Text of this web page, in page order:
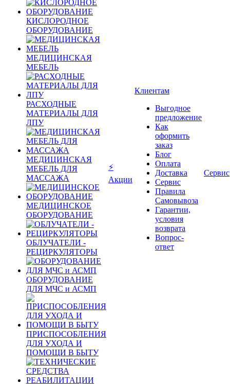
КИСЛОРОДНОЕ
ОБОРУДОВАНИЕ
МЕДИЦИНСКАЯ
МЕБЕЛЬ
РАСХОДНЫЕ
МАТЕРИАЛЫ ДЛЯ
ЛПУ
МЕДИЦИНСКАЯ
МЕБЕЛЬ ДЛЯ
МАССАЖА
МЕДИЦИНСКОЕ
ОБОРУДОВАНИЕ
ОБЛУЧАТЕЛИ -
РЕЦИРКУЛЯТОРЫ
ОБОРУДОВАНИЕ
ДЛЯ МЧС и АСМП
ПРИСПОСОБЛЕНИЯ
ДЛЯ УХОДА И
ПОМОЩИ В БЫТУ
⚡
Акции
Клиентам
Выгодное
предложение
Как
оформить
заказ
Блог
Оплата
Доставка
Сервис
Правила
Самовывоза
Гарантии,
условия
возврата
Вопрос-
ответ
Сервис